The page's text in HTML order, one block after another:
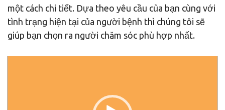
một cách chi tiết. Dựa theo yêu cầu của bạn cùng với
tình trạng hiện tại của người bệnh thì chúng tôi sẽ
giúp bạn chọn ra người chăm sóc phù hợp nhất.